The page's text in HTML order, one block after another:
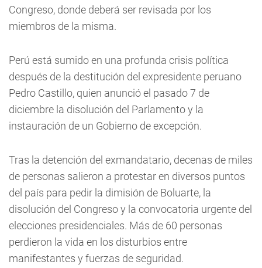
Congreso, donde deberá ser revisada por los
miembros de la misma.
Perú está sumido en una profunda crisis política
después de la destitución del expresidente peruano
Pedro Castillo, quien anunció el pasado 7 de
diciembre la disolución del Parlamento y la
instauración de un Gobierno de excepción.
Tras la detención del exmandatario, decenas de miles
de personas salieron a protestar en diversos puntos
del país para pedir la dimisión de Boluarte, la
disolución del Congreso y la convocatoria urgente del
elecciones presidenciales. Más de 60 personas
perdieron la vida en los disturbios entre
manifestantes y fuerzas de seguridad.